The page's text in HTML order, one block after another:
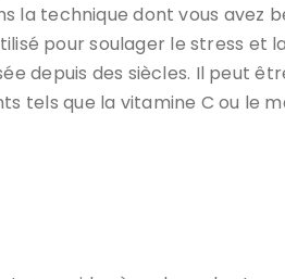
la technique dont vous avez
pour soulager le stress et
depuis des siècles. Il peut
tels que la vitamine C ou le